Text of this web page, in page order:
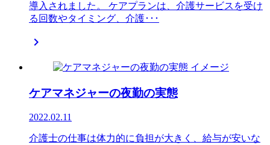
導入されました。 ケアプランは、介護サービスを受け
る回数やタイミング、介護･･･

ケアマネジャーの夜勤の実態
2022.02.11
介護士の仕事は体力的に負担が大きく、給与が安いな